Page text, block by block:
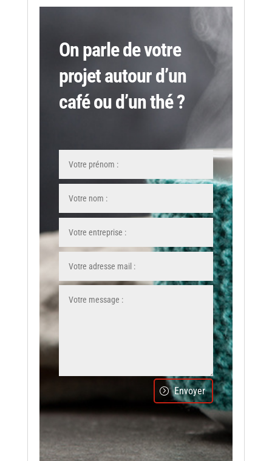
On parle de votre
projet autour d’un
café ou d’un thé ?
Envoyer